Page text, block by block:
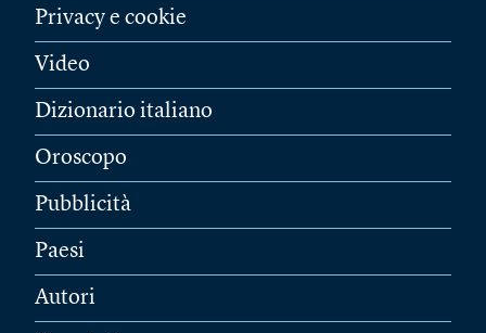
Privacy e cookie
Video
Dizionario italiano
Oroscopo
Pubblicità
Paesi
Autori